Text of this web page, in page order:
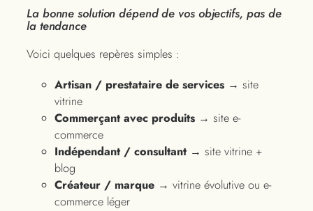
La bonne solution dépend de vos objectifs, pas de
la tendance
Voici quelques repères simples :
Artisan / prestataire de services → site
vitrine
Commerçant avec produits → site e-
commerce
Indépendant / consultant → site vitrine +
blog
Créateur / marque → vitrine évolutive ou e-
commerce léger